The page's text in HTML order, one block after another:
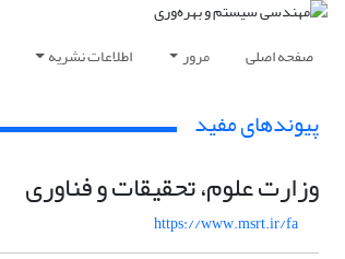
صفحه اصلی مرور اطلاعات نشریه
پیوندهای مفید
وزارت علوم، تحقیقات و فناوری
https://www.msrt.ir/fa